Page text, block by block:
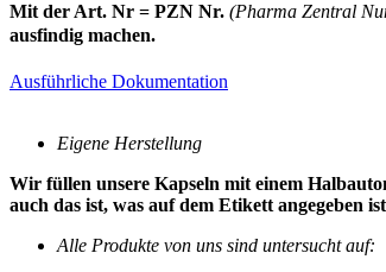
Mit der Art. Nr = PZN Nr. (Pharma Zentral
ausfindig machen.
Ausführliche Dokumentation
Eigene Herstellung
Wir füllen unsere Kapseln mit einem
auch das ist, was auf dem Etikett angegeben
Alle Produkte von uns sind untersucht auf: